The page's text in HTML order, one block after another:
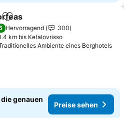
Zu Favoriten hinzufügen
Hervorragend
300
km bis Kefalovrisso
Ambiente eines Berghotels
genauen
Preise sehen